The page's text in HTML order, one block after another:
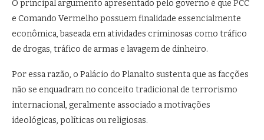
O principal argumento apresentado pelo governo é que PCC
e Comando Vermelho possuem finalidade essencialmente
econômica, baseada em atividades criminosas como tráfico
de drogas, tráfico de armas e lavagem de dinheiro.
Por essa razão, o Palácio do Planalto sustenta que as facções
não se enquadram no conceito tradicional de terrorismo
internacional, geralmente associado a motivações
ideológicas, políticas ou religiosas.